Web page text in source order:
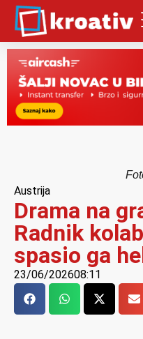
Austrija
Drama na
Radnik
spasio ga
23/06/202608:11